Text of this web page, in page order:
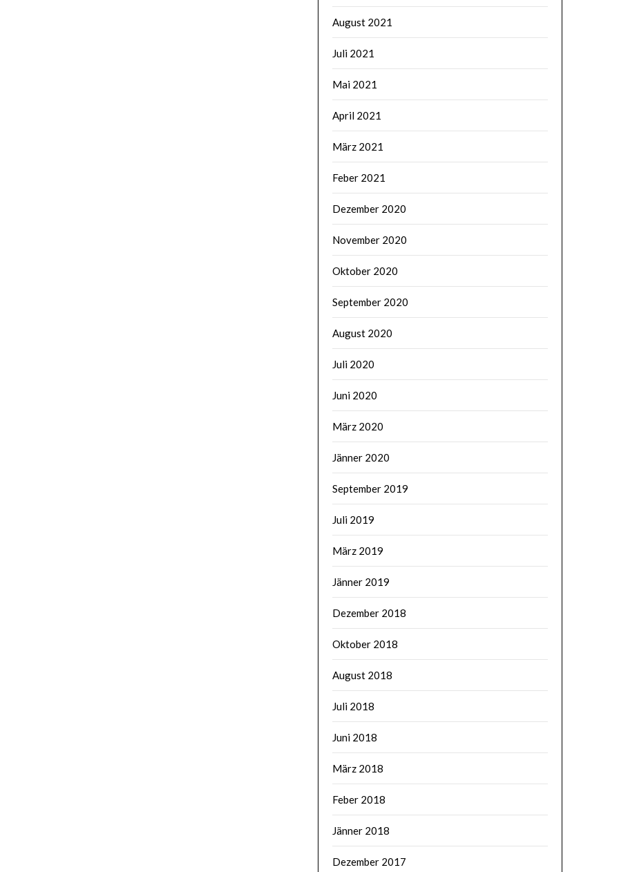
August 2021
Juli 2021
Mai 2021
April 2021
März 2021
Feber 2021
Dezember 2020
November 2020
Oktober 2020
September 2020
August 2020
Juli 2020
Juni 2020
März 2020
Jänner 2020
September 2019
Juli 2019
März 2019
Jänner 2019
Dezember 2018
Oktober 2018
August 2018
Juli 2018
Juni 2018
März 2018
Feber 2018
Jänner 2018
Dezember 2017